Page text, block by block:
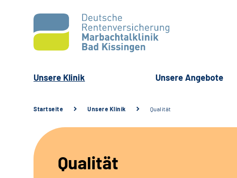
Unsere Klinik Unsere Angebote
Startseite Unsere Klinik Qualität
Qualität